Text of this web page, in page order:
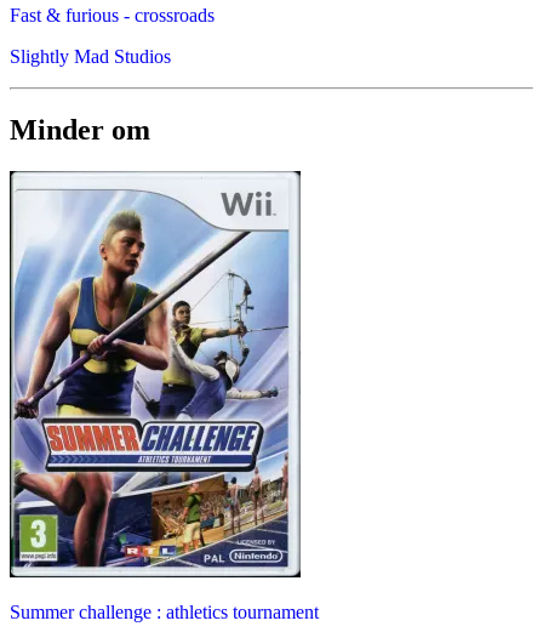
Fast & furious - crossroads
Slightly Mad Studios
Minder om
Summer challenge : athletics tournament